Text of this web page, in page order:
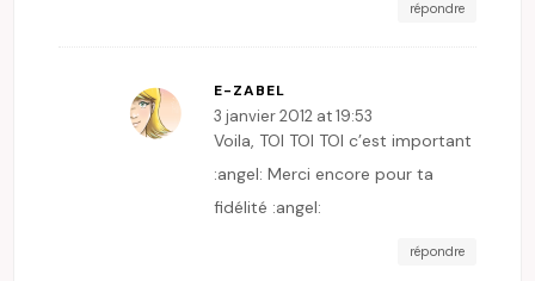
répondre
E-ZABEL
3 janvier 2012 at 19:53
Voila, TOI TOI TOI c’est important
:angel: Merci encore pour ta
fidélité :angel:
répondre